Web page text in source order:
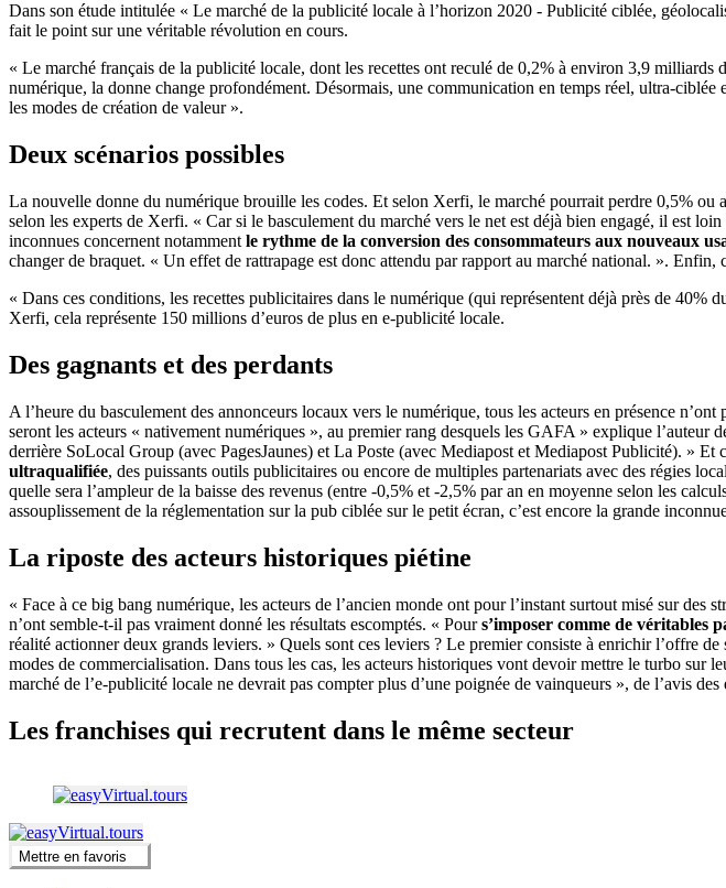
Dans son étude intitulée « Le marché de la publicité locale à l’horizon 2020 - Publicité ciblée,
fait le point sur une véritable révolution en cours.
« Le marché français de la publicité locale, dont les recettes ont reculé de 0,2% à environ 3,9
numérique, la donne change profondément. Désormais, une communication en temps réel, ultra-
les modes de création de valeur ».
Deux scénarios possibles
La nouvelle donne du numérique brouille les codes. Et selon Xerfi, le marché pourrait perdre 0,5% ou
selon les experts de Xerfi. « Car si le basculement du marché vers le net est déjà bien engagé, il est
inconnues concernent notamment le rythme de la conversion des consommateurs aux nouveaux
changer de braquet. « Un effet de rattrapage est donc attendu par rapport au marché national. ».
« Dans ces conditions, les recettes publicitaires dans le numérique (qui représentent déjà près de
Xerfi, cela représente 150 millions d’euros de plus en e-publicité locale.
Des gagnants et des perdants
A l’heure du basculement des annonceurs locaux vers le numérique, tous les acteurs en présence
seront les acteurs « nativement numériques », au premier rang desquels les GAFA » explique l’auteur
derrière SoLocal Group (avec PagesJaunes) et La Poste (avec Mediapost et Mediapost Publicité). » Et
ultraqualifiée, des puissants outils publicitaires ou encore de multiples partenariats avec des régies
quelle sera l’ampleur de la baisse des revenus (entre -0,5% et -2,5% par an en moyenne selon les
assouplissement de la réglementation sur la pub ciblée sur le petit écran, c’est encore la grande
La riposte des acteurs historiques piétine
« Face à ce big bang numérique, les acteurs de l’ancien monde ont pour l’instant surtout misé sur
n’ont semble-t-il pas vraiment donné les résultats escomptés. « Pours’imposer comme de véritables
réalité actionner deux grands leviers. » Quels sont ces leviers ? Le premier consiste à enrichir l’offre
modes de commercialisation. Dans tous les cas, les acteurs historiques vont devoir mettre le turbo sur
marché de l’e-publicité locale ne devrait pas compter plus d’une poignée de vainqueurs », de l’avis
Les franchises qui recrutent dans le même secteur
Mettre en favoris